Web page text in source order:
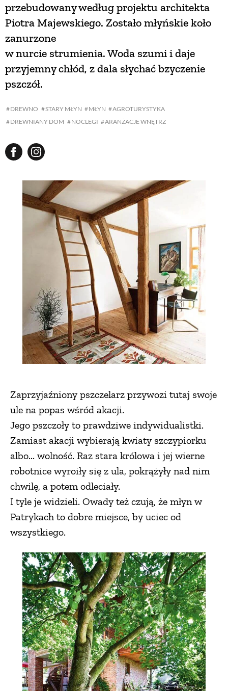
DREWNO STARY MŁYN MŁYN
AGROTURYSTYKA
DREWNIANY DOM
NOCLEGI ARANŻACJE WNĘTRZ
przebudowany według projektu architekta
Piotra Majewskiego. Zostało młyńskie koło
zanurzone
w nurcie strumienia. Woda szumi i daje
przyjemny chłód, z dala słychać bzyczenie
pszczół.
Zaprzyjaźniony pszczelarz przywozi tutaj swoje
ule na popas wśród akacji.
Jego pszczoły to prawdziwe indywidualistki.
Zamiast akacji wybierają kwiaty szczypiorku
albo... wolność. Raz stara królowa i jej wierne
robotnice wyroiły się z ula, pokrążyły nad nim
chwilę, a potem odleciały.
I tyle je widzieli. Owady też czują, że młyn w
Patrykach to dobre miejsce, by uciec od
wszystkiego.